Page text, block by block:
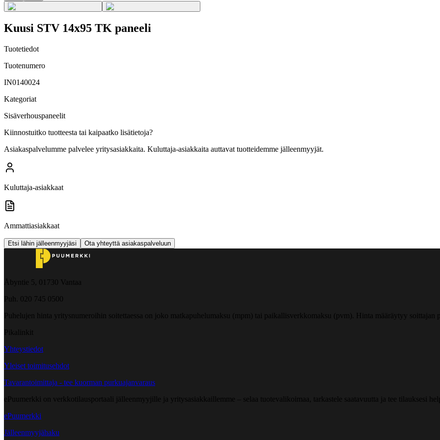
Kuusi STV 14x95 TK paneeli
Tuotetiedot
Tuotenumero
IN0140024
Kategoriat
Sisäverhouspaneelit
Kiinnostuitko tuotteesta tai kaipaatko lisätietoja?
Asiakaspalvelumme palvelee yritysasiakkaita. Kuluttaja-asiakkaita auttavat tuotteidemme jälleenmyyjät.
Kuluttaja-asiakkaat
Ammattiasiakkaat
Etsi lähin jälleenmyyjäsi Ota yhteyttä asiakaspalveluun
Åbyntie 5, 01730 Vantaa
Puh. 020 745 0500
Puhelujen hinta yritysnumeroihin soitettaessa on joko matkapuhelumaksu (mpm) tai paikallisverkkomaksu (pvm). Hinta määräytyy soittajan
Pikalinkit
Yhteystiedot
Yleiset toimitusehdot
Tavarantoimittaja - tee kuorman purkuajanvaraus
ePuumerkki on verkkotilausportaali jälleenmyyjille ja yritysasiakkaillemme – selaa tuotevalikoimaa, tarkastele saatavuutta ja tee tilauksesi
ePuumerkki
Jälleenmyyjähaku